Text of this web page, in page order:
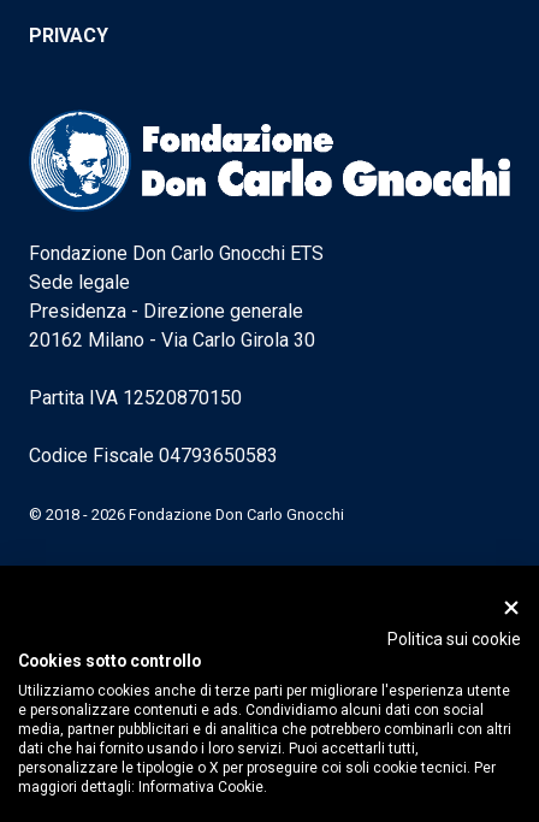
PRIVACY
Fondazione Don Carlo Gnocchi ETS
Sede legale
Presidenza - Direzione generale
20162 Milano - Via Carlo Girola 30
Partita IVA 12520870150
Codice Fiscale 04793650583
© 2018 - 2026 Fondazione Don Carlo Gnocchi
Politica sui cookie
Cookies sotto controllo
Utilizziamo cookies anche di terze parti per migliorare l'esperienza utente
e personalizzare contenuti e ads. Condividiamo alcuni dati con social
media, partner pubblicitari e di analitica che potrebbero combinarli con altri
dati che hai fornito usando i loro servizi. Puoi accettarli tutti,
personalizzare le tipologie o X per proseguire coi soli cookie tecnici. Per
maggiori dettagli: Informativa Cookie.